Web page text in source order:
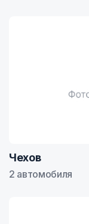
Чехов
2 автомобиля